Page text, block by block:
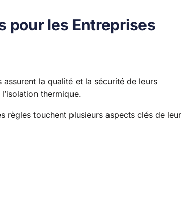
pour les Entreprises
la qualité et la sécurité de leurs
thermique.
règles touchent plusieurs aspects clés de leur